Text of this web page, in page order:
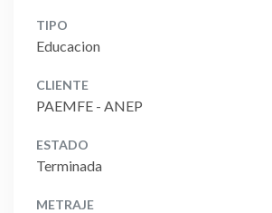
TIPO
Educacion
CLIENTE
PAEMFE - ANEP
ESTADO
Terminada
METRAJE